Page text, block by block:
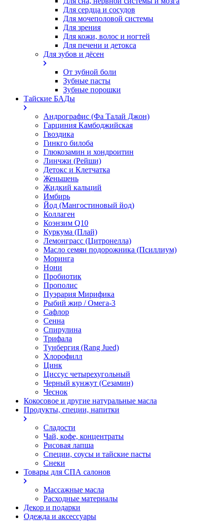
Для сердца и сосудов
Для мочеполовой системы
Для зрения
Для кожи, волос и ногтей
Для печени и детокса
Для зубов и дёсен
От зубной боли
Зубные пасты
Зубные порошки
Тайские БАДы
Андрографис (Фа Талай Джон)
Гарциния Камбоджийская
Гвоздика
Гинкго билоба
Глюкозамин и хондроитин
Линчжи (Рейши)
Детокс и Клетчатка
Женьшень
Жидкий кальций
Имбирь
Йод (Мангостиновый йод)
Коллаген
Коэнзим Q10
Куркума (Плай)
Лемонграсс (Цитронелла)
Масло семян подорожника (Псиллиум)
Моринга
Нони
Пробиотик
Прополис
Пуэрария Мирифика
Рыбий жир / Омега-3
Сафлор
Сенна
Спирулина
Трифала
Тунбергия (Rang Jued)
Хлорофилл
Цинк
Циссус четырехугольный
Черный кунжут (Сезамин)
Чеснок
Кокосовое и другие натуральные масла
Продукты, специи, напитки
Сладости
Чай, кофе, концентраты
Рисовая лапша
Специи, соусы и тайские пасты
Снеки
Товары для СПА салонов
Массажные масла
Расходные материалы
Декор и подарки
Одежда и аксессуары